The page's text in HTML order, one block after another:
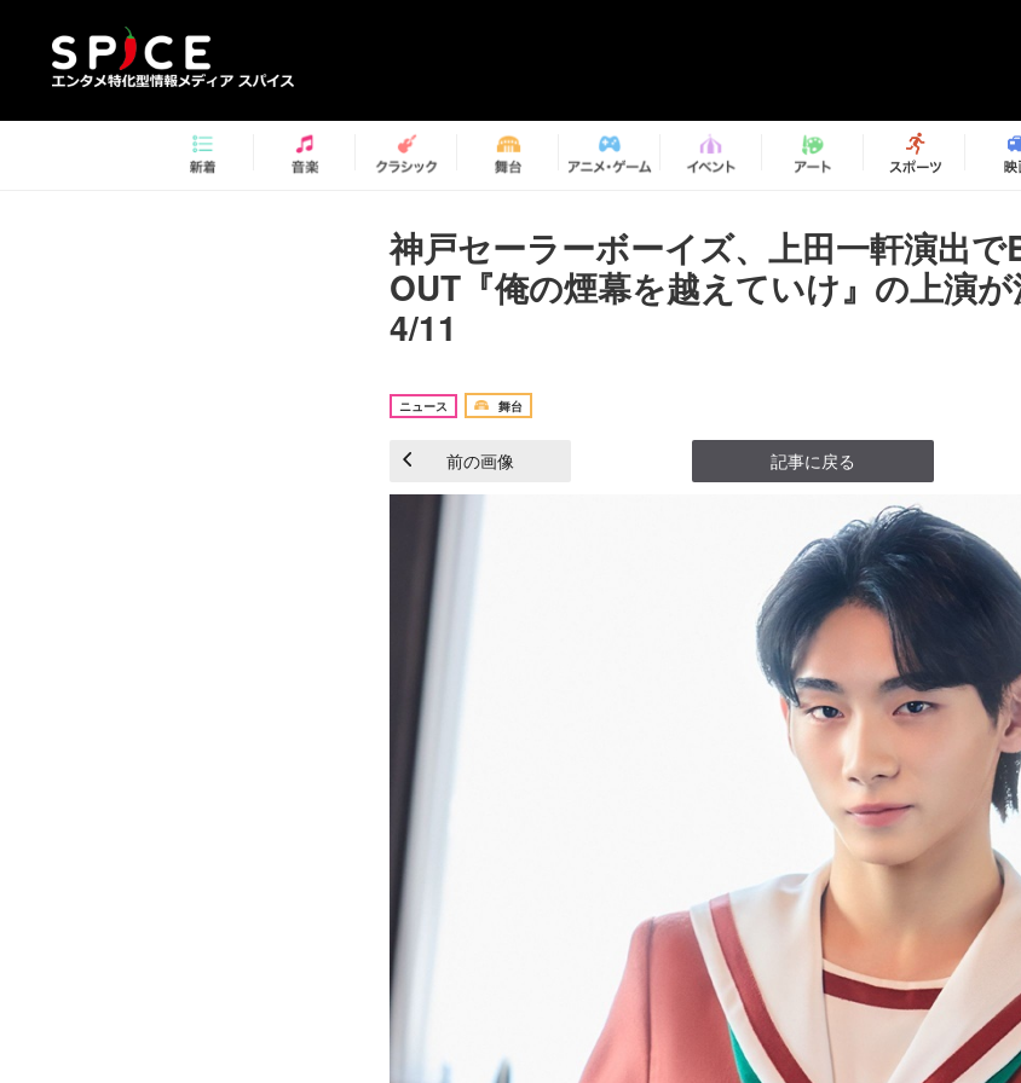
神戸セーラーボーイズ、上田一軒演出
OUT『俺の煙幕を越えていけ』の上演
4/11
ニュース 舞台
前の画像 記事に戻る